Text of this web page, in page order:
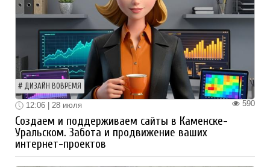
ДИЗАЙН ВОВРЕМЯ
590
12:06 | 28 июля
Создаем и поддерживаем сайты в Каменске-
Уральском. Забота и продвижение ваших
интернет-проектов